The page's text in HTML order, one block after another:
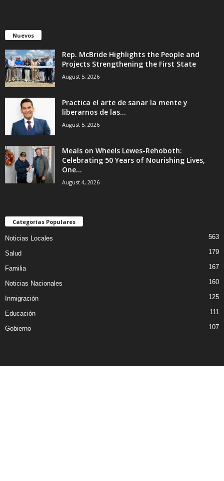
Nuevos
Rep. McBride Highlights the People and
Projects Strengthening the First State
August 5, 2026
Practica el arte de sanar la mente y
liberarnos de las...
August 5, 2026
Meals on Wheels Lewes-Rehoboth:
Celebrating 50 Years of Nourishing Lives,
One...
August 4, 2026
Categorías Populares
Noticias Locales 563
Salud 179
Familia 167
Noticias Nacionales 160
Inmigración 125
Educación 111
Gobierno 107